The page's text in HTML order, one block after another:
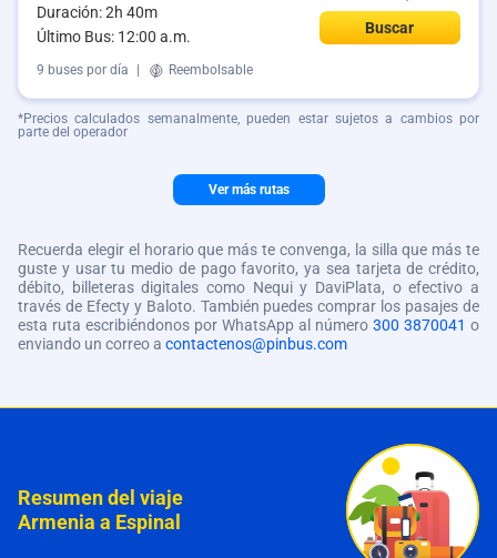
Duración: 2h 40m
Último Bus: 12:00 a.m.
Buscar
9 buses por día Reembolsable
*Precios calculados semanalmente, pueden estar sujetos a cambios por
parte del operador
Ver más rutas
Recuerda elegir el horario que más te convenga, la silla que más te
guste y usar tu medio de pago favorito, ya sea tarjeta de crédito,
débito, billeteras digitales como Nequi y DaviPlata, o efectivo a
través de Efecty y Baloto. También puedes comprar los pasajes de
esta ruta escribiéndonos por WhatsApp al número 300 3870041 o
enviando un correo a contactenos@pinbus.com
Resumen del viaje
Armenia a Espinal